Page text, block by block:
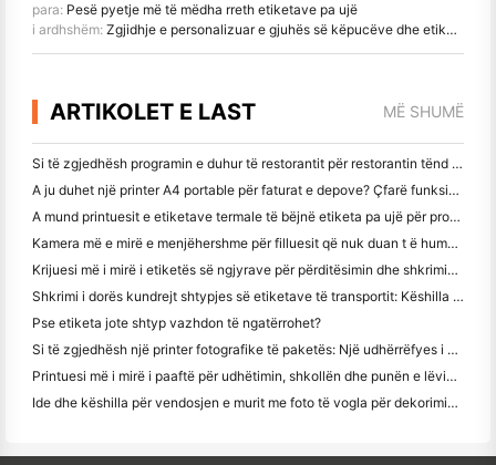
para: Pesë pyetje më të mëdha rreth etiketave pa ujë
i ardhshëm: Zgjidhje e personalizuar e gjuhës së këpucëve dhe etiketës së etiketës së këpucëve
ARTIKOLET E LAST MË SHUMË
Si të zgjedhësh programin e duhur të restorantit për restorantin tënd të vogël apo të mesëm
A ju duhet një printer A4 portable për faturat e depove? Çfarë funksionon?
A mund printuesit e etiketave termale të bëjnë etiketa pa ujë për prodhimet e biznesit të vogël?
Kamera më e mirë e menjëhershme për filluesit që nuk duan t ë humbin letër
Krijuesi më i mirë i etiketës së ngjyrave për përditësimin dhe shkrimin: Shto më shumë ngjyrë në çdo faqe
Shkrimi i dorës kundrejt shtypjes së etiketave të transportit: Këshilla për bizneset e vogla në vitin 2026
Pse etiketa jote shtyp vazhdon të ngatërrohet?
Si të zgjedhësh një printer fotografike të paketës: Një udhërrëfyes i plotë për përdoruesit e gazetave, udhëtimit dhe iPhone
Printuesi më i mirë i paaftë për udhëtimin, shkollën dhe punën e lëvizshme: Hanin MT620 Pro Review
Ide dhe këshilla për vendosjen e murit me foto të vogla për dekorimin e dhomës së gjumit dhe konviktit